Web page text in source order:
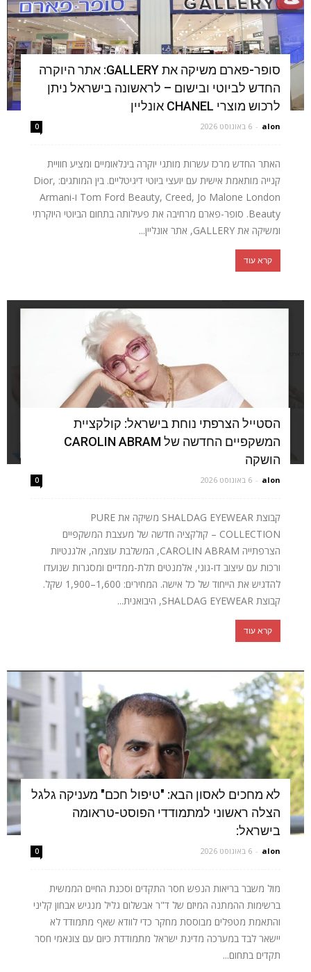
סופר-פארם משיקה את GALLERY: אתר היוקרה
החדש לביוטי ובישום – לראשונה בישראל ניתן
לרכוש מוצרי CHANEL אונליין
alon
- 6 באוגוסט 2026 0
האתר החדש מרכז עשרות מותגי יוקרה בינלאומיים ומציע חוויית
קנייה מותאמת אישית עם יועצי ביוטי דיגיטליים. בין המותגים: Dior,
Tom Ford Beauty, Creed, Jo Malone London ו-Armani
Beauty. סופר-פארם מרחיבה את פעילותה בתחום הביוטי היוקרתי
ומשיקה את GALLERY, אתר אונליין...
קרא עוד
הסטייל הצרפתי נוחת בישראל: קולקציית
המשקפיים החדשה של CAROLIN ABRAM
הושקה
alon
- 6 באוגוסט 2026 0
קבוצת SHALDAG EYEWEAR משיקה את PURE
COLLECTION – קולקציה חדשה של מעצבת המשקפיים
הצרפתייה CAROLIN ABRAM, המשלבת עוצמה, אלגנטיות
ורכות עם עיצוב דו-גוני, אלמנטים תלת-ממדיים ומסגרות שנועדו
להדגיש את הייחוד של כל אישה. המחירים: 1,600–1,900 שקל.
קבוצת SHALDAG EYEWEAR, היבואנית...
קרא עוד
לא מחכים לאסון הבא: "טיפול חכם" מעניקה גלגל
הצלה ראשוני למתמודדי הפוסט-טראומה
בישראל:
alon
- 6 באוגוסט 2026 0
מול משבר בריאות הנפש חסר התקדים וסכנת החיים הממשית
ברשימות ההמתנה המיזם של ד"ר אבשלום גליל מנגיש אבחון קליני
והתאמת מטפלים מבוססת מחקר כדי לוודא שאף מתמודד לא
יישאר לבד במערכה מדינת ישראל מתמודדת כיום עם צונאמי חסר
תקדים בתחום...